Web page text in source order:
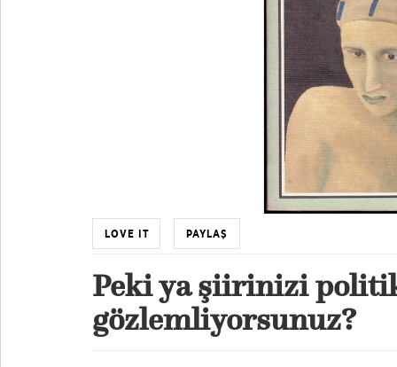
LOVE IT PAYLAŞ
Peki ya şiirinizi
gözlemliyorsunuz?